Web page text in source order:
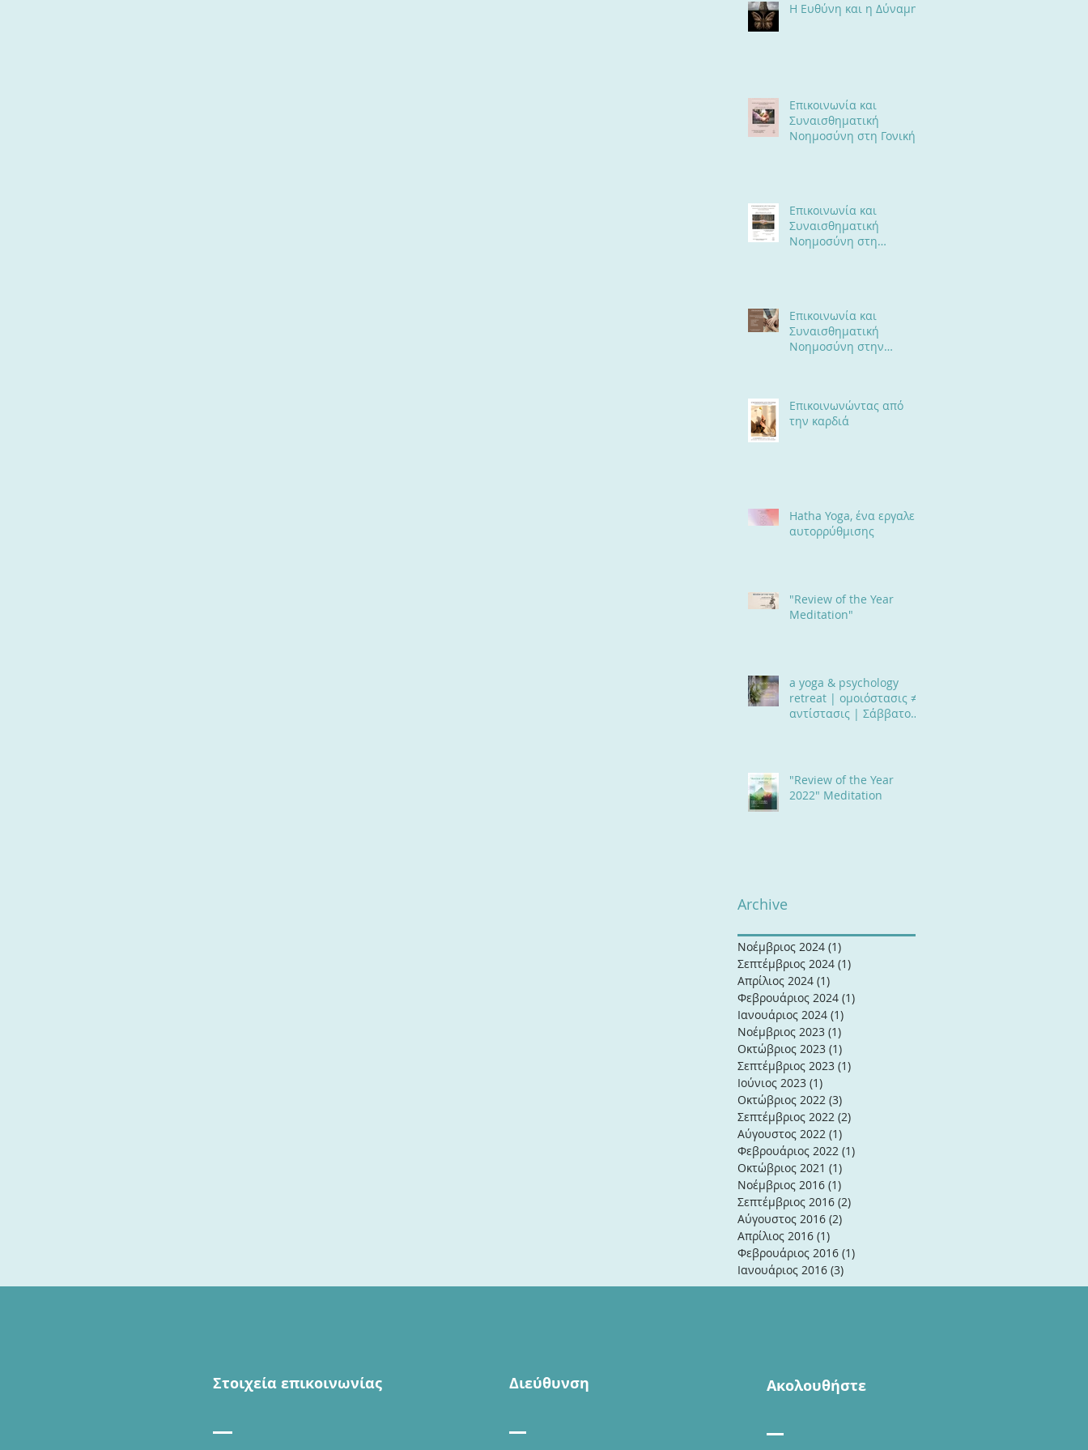
Η Ευθύνη και η Δύναμη
Επικοινωνία και
Συναισθηματική
Νοημοσύνη στη Γονική
Επικοινωνία και
Συναισθηματική
Νοημοσύνη στη
Επικοινωνία και
Συναισθηματική
Νοημοσύνη στην
Επικοινωνώντας από
την καρδιά
Hatha Yoga, ένα εργαλείο
αυτορρύθμισης
"Review of the Year
Meditation"
a yoga & psychology
retreat | ομοιόστασις ≠
αντίστασις | Σάββατο
"Review of the Year
2022" Meditation
Archive
Νοέμβριος 2024 (1)
Σεπτέμβριος 2024 (1)
Απρίλιος 2024 (1)
Φεβρουάριος 2024 (1)
Ιανουάριος 2024 (1)
Νοέμβριος 2023 (1)
Οκτώβριος 2023 (1)
Σεπτέμβριος 2023 (1)
Ιούνιος 2023 (1)
Οκτώβριος 2022 (3)
Σεπτέμβριος 2022 (2)
Αύγουστος 2022 (1)
Φεβρουάριος 2022 (1)
Οκτώβριος 2021 (1)
Νοέμβριος 2016 (1)
Σεπτέμβριος 2016 (2)
Αύγουστος 2016 (2)
Απρίλιος 2016 (1)
Φεβρουάριος 2016 (1)
Ιανουάριος 2016 (3)
Στοιχεία επικοινωνίας Διεύθυνση Ακολουθήστε